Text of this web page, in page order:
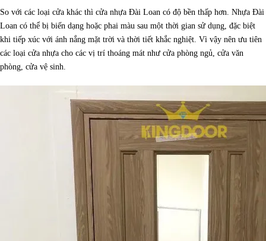
So với các loại cửa khác thì cửa nhựa Đài Loan có độ bền thấp hơn. Nhựa Đài
Loan có thể bị biến dạng hoặc phai màu sau một thời gian sử dụng, đặc biệt
khi tiếp xúc với ánh nắng mặt trời và thời tiết khắc nghiệt. Vì vậy nên ưu tiên
các loại cửa nhựa cho các vị trí thoáng mát như cửa phòng ngủ, cửa văn
phòng, cửa vệ sinh.